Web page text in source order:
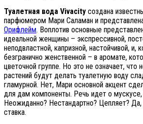
Туалетная вода Vivacity создана
парфюмером Мари Саламан и
Орифлейм. Воплотив основные
идеальной женщины – экспрессивной,
неподвластной, капризной, настойчивой, и,
безгранично женственной – в аромате,
цветочной группе. Но это не означает,
растений будут делать туалетную воду
гламурной. Нет, Мари основной акцент
для дам компоненты. Речь идет о
Неожиданно? Нестандартно? Цепляет? Да,
ставка.